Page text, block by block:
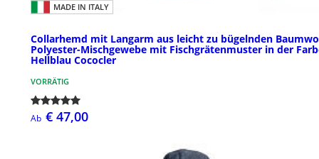
MADE IN ITALY
Collarhemd mit Langarm aus leicht zu bügelnden
Polyester-Mischgewebe mit Fischgrätenmuster in der
Hellblau Cococler
VORRÄTIG
Ab € 47,00